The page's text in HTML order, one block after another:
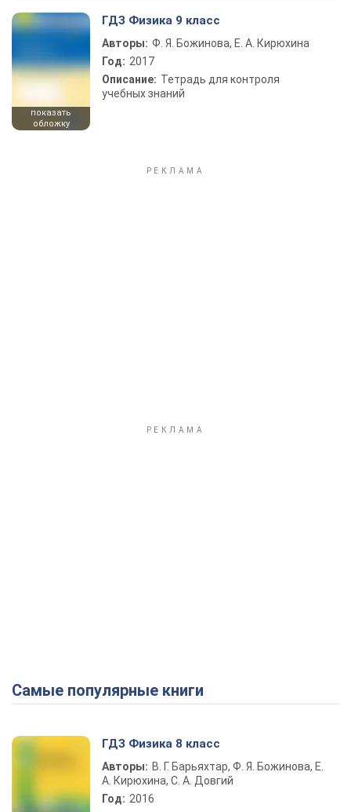
показать
обложку
ГДЗ Физика 9 класс
Авторы: Ф. Я. Божинова, Е. А. Кирюхина
Год: 2017
Описание: Тетрадь для контроля
учебных знаний
Самые популярные книги
ГДЗ Физика 8 класс
Авторы: В. Г. Барьяхтар, Ф. Я. Божинова, Е.
А. Кирюхина, С. А. Довгий
Год: 2016